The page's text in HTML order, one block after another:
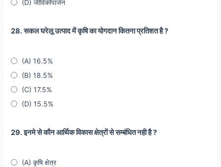
(D) जीविकोपार्जन
28. सकल घरेलू उत्पाद में कृषि का योगदान कितना प्रतिशत है ?
(A) 16.5%
(B) 18.5%
(C) 17.5%
(D) 15.5%
29. इनमे से कौन आर्थिक विकास क्षेत्रों से सम्बंधित नही है ?
(A) कृषि क्षेत्र